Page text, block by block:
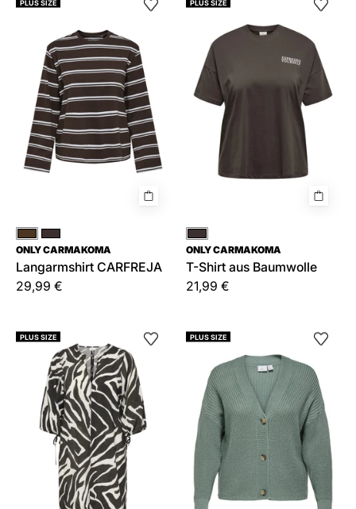
CARFREJA
PLUS SIZE
BraunBraun
ONLY CARMAKOMA
Langarmshirt CARFREJA
29,99 €
aus
Baumwolle
PLUS SIZE
Braun
ONLY CARMAKOMA
T-Shirt aus Baumwolle
21,99 €
Freizeitkleid
CARCARRIE
Midi
PLUS SIZE
CARCAROL
L/S
CARDIGAN
KNT
NOOS
PLUS SIZE